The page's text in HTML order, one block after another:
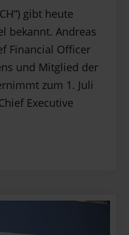
gibt heute
bekannt. Andreas
Financial Officer
und Mitglied der
zum 1. Juli
Executive